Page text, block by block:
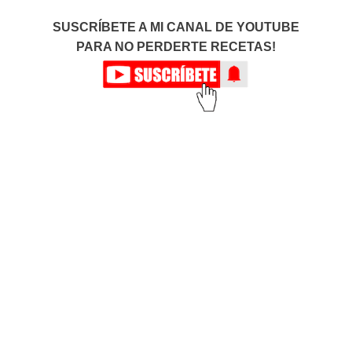
SUSCRÍBETE A MI CANAL DE YOUTUBE
PARA NO PERDERTE RECETAS!